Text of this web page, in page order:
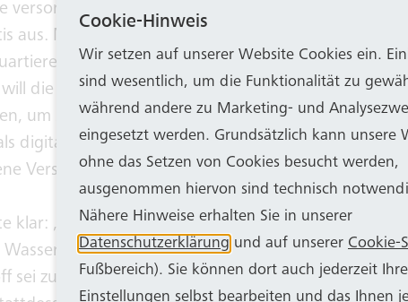
versorgt werden können und wo auf dezentrale
aus. Man wolle Abwärme-, Sanierungs- und
analysiert und die größten Verbraucher im
die Bedarfe prüfen und muss dafür die
um schließlich eine Wärmestrategie zu erstellen.
digitalem Zwilling verarbeitet, die Bedarfe
Versorgungsmöglichkeiten erstellt.
klar: „Wir sehen keinen Wasserstoff im Erdgas-
verfügbar sein, und das Umstellen der
sei zu aufwändig: Dafür müssten alle rund 68.000
Cookie-Hinweis
Wir setzen auf unserer Website Cookies ein.
sind wesentlich, um die Funktionalität zu
während andere zu Marketing- und
eingesetzt werden. Grundsätzlich kann unsere
ohne das Setzen von Cookies besucht werden,
ausgenommen hiervon sind technisch
Nähere Hinweise erhalten Sie in unserer
Datenschutzerklärung und auf unserer Cookie-
Fußbereich). Sie können dort auch jederzeit Ihre
Einstellungen selbst bearbeiten und das Ihnen